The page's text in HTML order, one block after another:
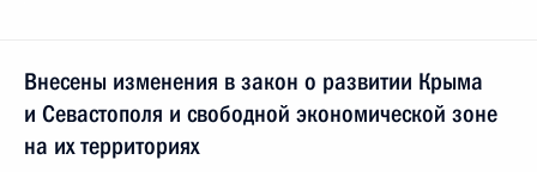
Внесены изменения в закон о развитии Крыма
и Севастополя и свободной экономической зоне
на их территориях